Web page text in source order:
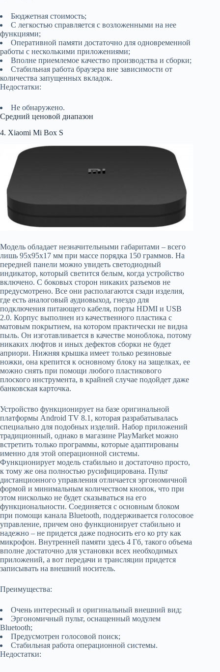
Бюджетная стоимость;
С легкостью справляется с возложенными на нее
функциями;
Оперативной памяти достаточно для одновременной
работы с несколькими приложениями;
Вполне приемлемое качество производства и сборки;
Стабильная работа браузера вне зависимости от
количества запущенных вкладок.
Недостатки:
Не обнаружено.
Средний ценовой диапазон
4. Xiaomi Mi Box S
Модель обладает незначительными габаритами – всего
лишь 95х95х17 мм при массе порядка 150 граммов. На
передней панели можно увидеть светодиодный
индикатор, который светится белым, когда устройство
включено. С боковых сторон никаких разъемов не
предусмотрено. Все они располагаются сзади изделия,
где есть аналоговый аудиовыход, гнездо для
подключения питающего кабеля, порты HDMI и USB
2.0. Корпус выполнен из качественного пластика с
матовым покрытием, на котором практически не видна
пыль. Он изготавливается в качестве моноблока, потому
никаких люфтов и иных дефектов сборки не будет
априори. Нижняя крышка имеет только резиновые
ножки, она крепится к основному блоку на защелках, ее
можно снять при помощи любого пластикового
плоского инструмента, в крайней случае подойдет даже
банковская карточка.
Устройство функционирует на базе оригинальной
платформы Android TV 8.1, которая разрабатывалась
специально для подобных изделий. Набор приложений
традиционный, однако в магазине PlayMarket можно
встретить только программы, которые адаптированы
именно для этой операционной системы.
Функционирует модель стабильно и достаточно просто,
к тому же она полностью русифицирована. Пульт
дистанционного управления отличается эргономичной
формой и минимальным количеством кнопок, что при
этом нисколько не будет сказываться на его
функциональности. Соединяется с основным блоком
при помощи канала Bluetooth, поддерживается голосовое
управление, причем оно функционирует стабильно и
надежно – не придется даже подносить его ко рту как
микрофон. Внутренней памяти здесь 4 Гб, такого объема
вполне достаточно для установки всех необходимых
приложений, а вот передачи и трансляции придется
записывать на внешний носитель.
Преимущества:
Очень интересный и оригинальный внешний вид;
Эргономичный пульт, оснащенный модулем
Bluetooth;
Предусмотрен голосовой поиск;
Стабильная работа операционной системы.
Недостатки: